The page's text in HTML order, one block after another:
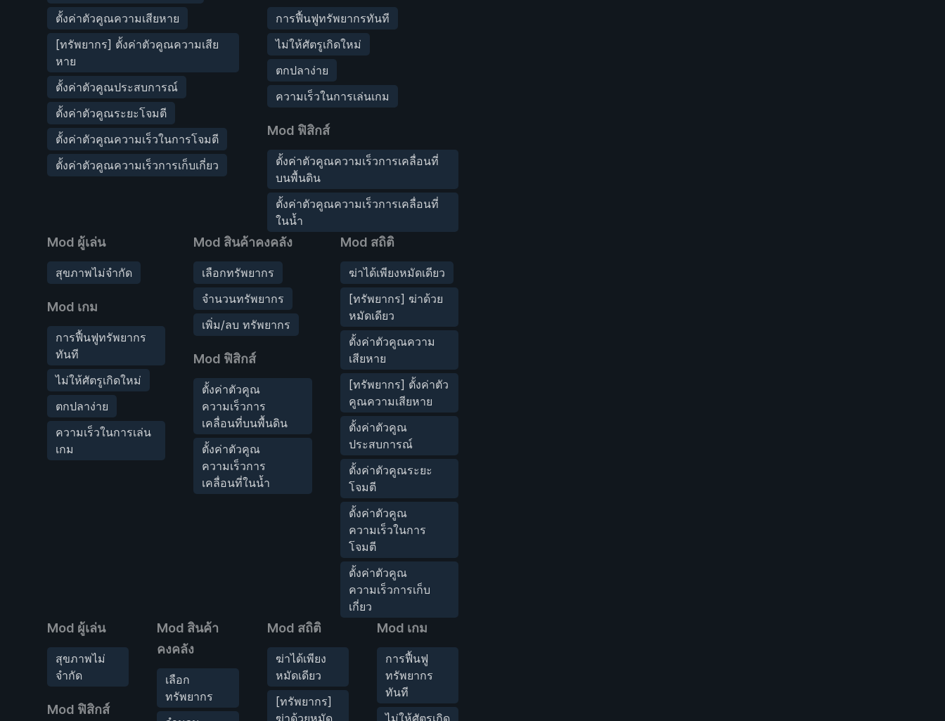
ตั้งค่าตัวคูณความเสียหาย
[ทรัพยากร] ตั้งค่าตัวคูณความเสีย
หาย
ตั้งค่าตัวคูณประสบการณ์
ตั้งค่าตัวคูณระยะโจมตี
ตั้งค่าตัวคูณความเร็วในการโจมตี
ตั้งค่าตัวคูณความเร็วการเก็บเกี่ยว
การฟื้นฟูทรัพยากรทันที
ไม่ให้ศัตรูเกิดใหม่
ตกปลาง่าย
ความเร็วในการเล่นเกม
Mod ฟิสิกส์
ตั้งค่าตัวคูณความเร็วการเคลื่อนที่
บนพื้นดิน
ตั้งค่าตัวคูณความเร็วการเคลื่อนที่
ในน้ำ
Mod ผู้เล่น
สุขภาพไม่จำกัด
Mod เกม
การฟื้นฟูทรัพยากร
ทันที
ไม่ให้ศัตรูเกิดใหม่
ตกปลาง่าย
ความเร็วในการเล่น
เกม
Mod สินค้าคงคลัง
เลือกทรัพยากร
จำนวนทรัพยากร
เพิ่ม/ลบ ทรัพยากร
Mod ฟิสิกส์
ตั้งค่าตัวคูณ
ความเร็วการ
เคลื่อนที่บนพื้นดิน
ตั้งค่าตัวคูณ
ความเร็วการ
เคลื่อนที่ในน้ำ
Mod สถิติ
ฆ่าได้เพียงหมัดเดียว
[ทรัพยากร] ฆ่าด้วย
หมัดเดียว
ตั้งค่าตัวคูณความ
เสียหาย
[ทรัพยากร] ตั้งค่าตัว
คูณความเสียหาย
ตั้งค่าตัวคูณ
ประสบการณ์
ตั้งค่าตัวคูณระยะ
โจมตี
ตั้งค่าตัวคูณ
ความเร็วในการ
โจมตี
ตั้งค่าตัวคูณ
ความเร็วการเก็บ
เกี่ยว
Mod ผู้เล่น
สุขภาพไม่
จำกัด
Mod ฟิสิกส์
Mod สินค้า
คงคลัง
เลือก
ทรัพยากร
Mod สถิติ
ฆ่าได้เพียง
หมัดเดียว
[ทรัพยากร]
ฆ่าด้วยหมัด
Mod เกม
การฟื้นฟู
ทรัพยากร
ทันที
ไม่ให้ศัตรูเกิด